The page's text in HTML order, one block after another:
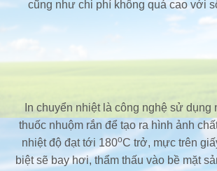
cũng như chi phí không quá cao với
In chuyển nhiệt là công nghệ sử dụng
thuốc nhuộm rắn để tạo ra hình ảnh
nhiệt độ đạt tới 180oC trở, mực trên
biệt sẽ bay hơi, thẩm thấu vào bề mặt